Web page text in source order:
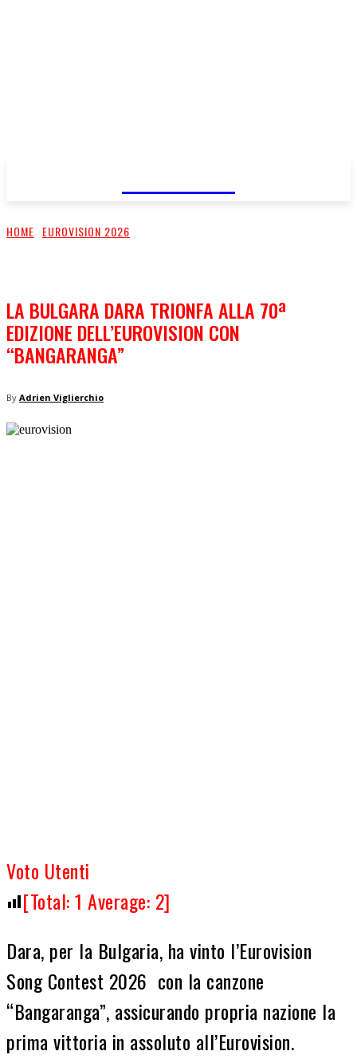
HOME EUROVISION 2026
LA BULGARA DARA TRIONFA ALLA 70ª
EDIZIONE DELL’EUROVISION CON
“BANGARANGA”
By Adrien Viglierchio
Voto Utenti
[Total:1 Average: 2]
Dara, per la Bulgaria, ha vinto l’Eurovision
Song Contest 2026 con la canzone
“Bangaranga”, assicurando propria nazione la
prima vittoria in assoluto all’Eurovision.